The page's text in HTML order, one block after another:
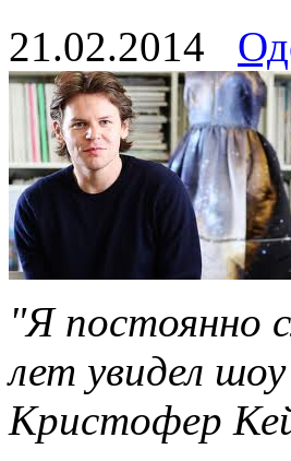
21.02.2014
"Я постоянно
лет увидел
Кристофер